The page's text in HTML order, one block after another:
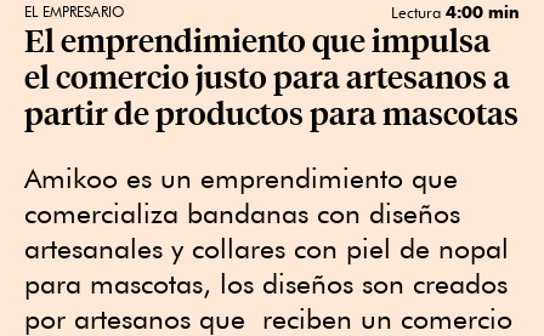
EL EMPRESARIO Lectura 4:00 min
El emprendimiento que impulsa
el comercio justo para artesanos a
partir de productos para mascotas
Amikoo es un emprendimiento que
comercializa bandanas con diseños
artesanales y collares con piel de nopal
para mascotas, los diseños son creados
por artesanos que reciben un comercio